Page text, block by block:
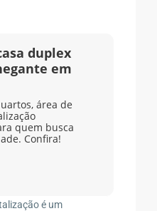
duplex
em
área de
quem busca
Confira!
é um